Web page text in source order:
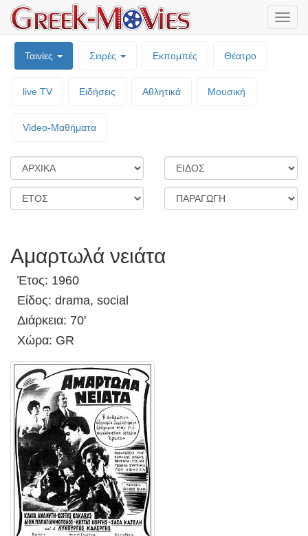
Ταινίες Σειρές Εκπομπές Θέατρο
live TV Ειδήσεις Αθλητικά Μουσική
Video-Mαθήματα
Αμαρτωλά νειάτα
Έτος: 1960
Είδος: drama, social
Διάρκεια: 70'
Χώρα: GR